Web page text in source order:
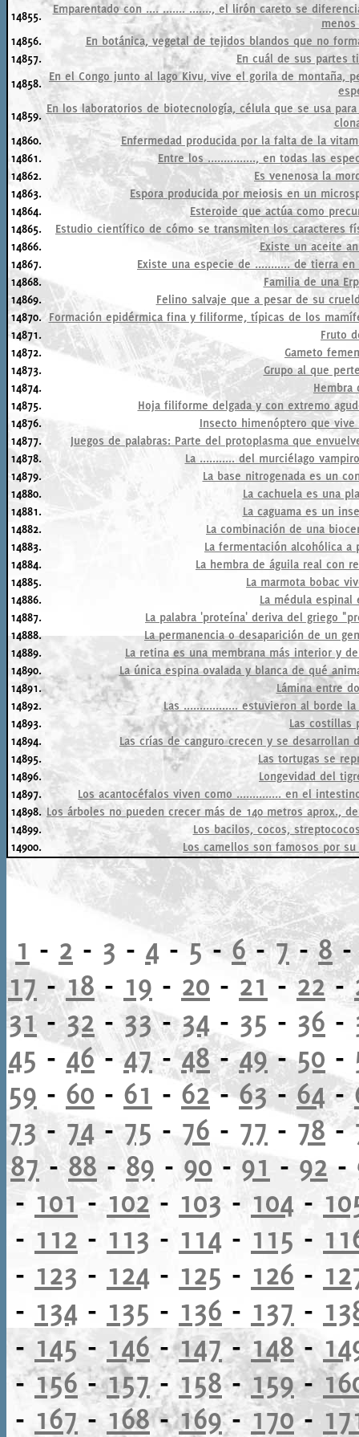
14855.
Emparentado con .... ....... ......., el lirón careto se
menos
14856.
En botánica, vegetal de tejidos blandos que no
14857.
En cuál de sus partes
14858. En el Congo junto al lago Kivu, vive el gorila de montaña,
14859. En los laboratorios de biotecnología, célula que se usa
14860.
Enfermedad producida por la falta de la
14861.
Entre los ..............., en todas las
14862.
Es venenosa la
14863.
Espora producida por meiosis en un
14864.
Esteroide que actúa como
14865.
Estudio científico de cómo se transmiten los caracteres
14866.
Existe un aceite
14867.
Existe una especie de ........... de tierra
14868.
Familia de una
14869.
Felino salvaje que a pesar de su
14870. Formación epidérmica fina y filiforme, típicas de los
14871.
Fruto
14872.
Gameto
14873.
Grupo al que
14874.
Hembra
14875.
Hoja filiforme delgada y con extremo
14876.
Insecto himenóptero que
14877.
Juegos de palabras: Parte del protoplasma que
14878.
La ........... del murciélago
14879.
La base nitrogenada es un
14880.
La cachuela es una
14881.
La caguama es un
14882.
La combinación de una
14883.
La fermentación alcohólica a
14884.
La hembra de águila real con
14885.
La marmota bobac
14886.
La médula espinal
14887.
La palabra 'proteína' deriva del griego
14888.
La permanencia o desaparición de un
14889.
La retina es una membrana más interior y
14890.
La única espina ovalada y blanca de qué
14891.
Lámina entre
14892.
Las ................. estuvieron al borde
14893.
Las costillas
14894.
Las crías de canguro crecen y se
14895.
Las tortugas se
14896.
Longevidad del
14897.
Los acantocéfalos viven como .............. en el
14898. Los árboles no pueden crecer más de 140 metros aprox.,
14899.
Los bacilos, cocos,
14900.
Los camellos son famosos por
1 - 2 - 3 - 4 - 5-6-7-8
17 -18 - 19 - 20 - 21-22-
31-32 -33-34 - 35 - 36 -
45 -46-47-48-49-50 -
59 - 60 - 61 - 62-63-64-
73 - 74- 75 - 76 - 77 - 78-
87-88 -89 - 90 - 91 - 92 -
- 101 - 102 - 103 - 104 -
- 112 - 113 - 114 - 115 -
- 123 - 124 - 125 - 126 -
- 134 - 135 - 136 - 137 -
- 145 - 146-147-148-
-156-157- 158-159-
- 167 - 168-169- 170-